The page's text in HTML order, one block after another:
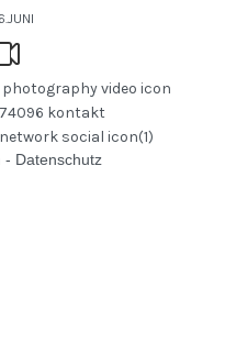
- Datenschutz